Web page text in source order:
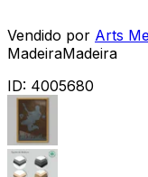
Vendido por Arts
MadeiraMadeira
ID: 4005680